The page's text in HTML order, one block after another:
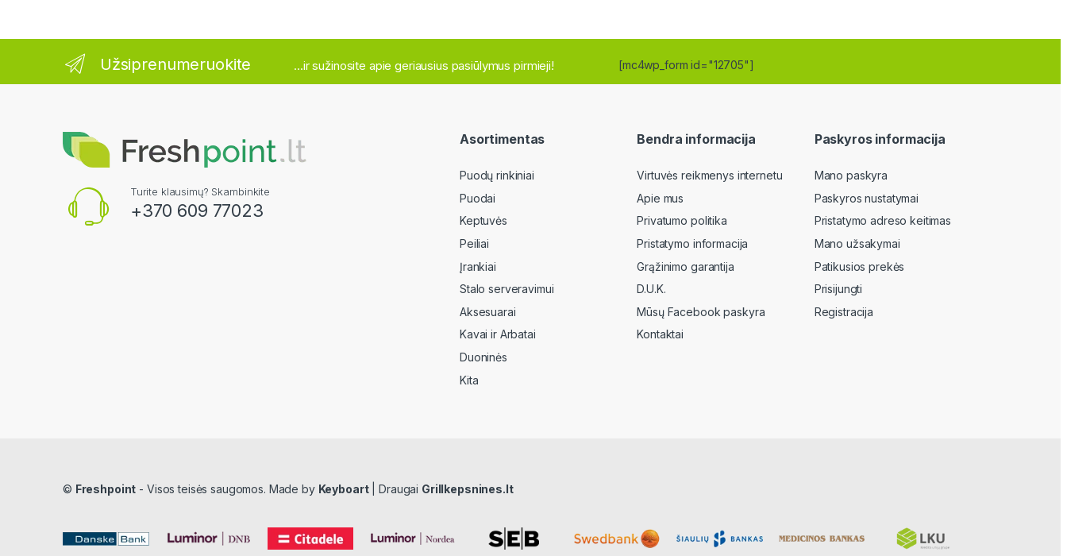
Užsiprenumeruokite ...ir sužinosite apie geriausius pasiūlymus pirmieji! [mc4wp_form id="12705"]
Turite klausimų? Skambinkite
+370 609 77023
Asortimentas
Puodų rinkiniai
Puodai
Keptuvės
Peiliai
Įrankiai
Stalo serveravimui
Aksesuarai
Kavai ir Arbatai
Duoninės
Kita
Bendra informacija
Virtuvės reikmenys internetu
Apie mus
Privatumo politika
Pristatymo informacija
Grąžinimo garantija
D.U.K.
Mūsų Facebook paskyra
Kontaktai
Paskyros informacija
Mano paskyra
Paskyros nustatymai
Pristatymo adreso keitimas
Mano užsakymai
Patikusios prekės
Prisijungti
Registracija
© Freshpoint - Visos teisės saugomos. Made by Keyboart| Draugai Grillkepsnines.lt